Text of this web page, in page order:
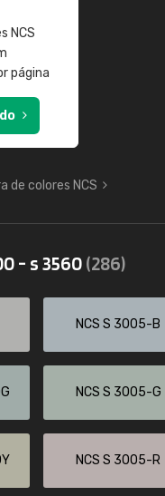
NCS
página
de colores NCS
- s 3560(286)
NCS S 3005-B
NCS S 3005-G
NCS S 3005-R